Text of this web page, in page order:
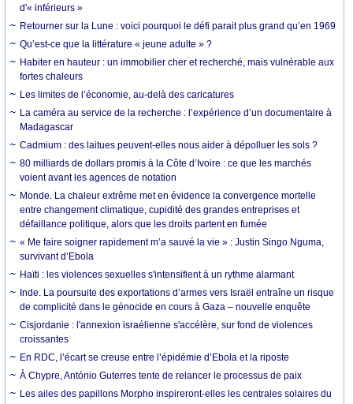
d'« inférieurs »
Retourner sur la Lune : voici pourquoi le défi parait plus grand qu’en 1969
Qu’est-ce que la littérature « jeune adulte » ?
Habiter en hauteur : un immobilier cher et recherché, mais vulnérable aux
fortes chaleurs
Les limites de l’économie, au-delà des caricatures
La caméra au service de la recherche : l’expérience d’un documentaire à
Madagascar
Cadmium : des laitues peuvent-elles nous aider à dépolluer les sols ?
80 milliards de dollars promis à la Côte d’Ivoire : ce que les marchés
voient avant les agences de notation
Monde. La chaleur extrême met en évidence la convergence mortelle
entre changement climatique, cupidité des grandes entreprises et
défaillance politique, alors que les droits partent en fumée
« Me faire soigner rapidement m’a sauvé la vie » : Justin Singo Nguma,
survivant d’Ebola
Haïti : les violences sexuelles s'intensifient à un rythme alarmant
Inde. La poursuite des exportations d’armes vers Israël entraîne un risque
de complicité dans le génocide en cours à Gaza – nouvelle enquête
Cisjordanie : l'annexion israélienne s'accélère, sur fond de violences
croissantes
En RDC, l’écart se creuse entre l’épidémie d’Ebola et la riposte
À Chypre, António Guterres tente de relancer le processus de paix
Les ailes des papillons Morpho inspireront-elles les centrales solaires du